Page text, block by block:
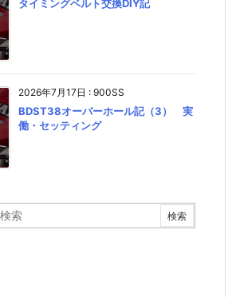
タイミングベルト交換DIY記
2026年7月17日 : 900SS
BDST38オーバーホール記（3） 実
働・セッティング